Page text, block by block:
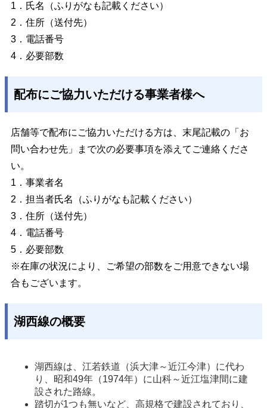
1．氏名（ふりがなも記載ください）
2．住所（送付先）
3．電話番号
4．必要部数
配布にご協力いただける事業者様へ
店舗等で配布にご協力いただける方は、末尾記載の「お
問い合わせ先」まで次の必要事項を添えてご連絡くださ
い。
1．事業者名
2．担当者氏名（ふりがなも記載ください）
3．住所（送付先）
4．電話番号
5．必要部数
※在庫の状況により、ご希望の部数をご用意できない場
合もございます。
湖西線の概要
湖西線は、江若鉄道（浜大津～近江今津）に代わ
り、昭和49年（1974年）に山科～近江塩津間に建
設された路線。
踏切が1つも無いなど、高規格で建設されており、